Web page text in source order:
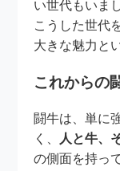
い世代もいま
こうした世代
大きな魅力と
これからの
闘牛は、単に
く、 人と牛、
の側面を持っ